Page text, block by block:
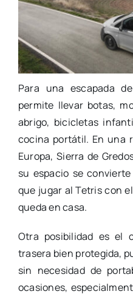
Para una escapada
permite llevar botas,
abrigo, bicicletas
cocina portátil. En una
Europa, Sierra de
su espacio se
que jugar al Tetris con
queda en casa.
Otra posibilidad es el
trasera bien protegida,
sin necesidad de
ocasiones,